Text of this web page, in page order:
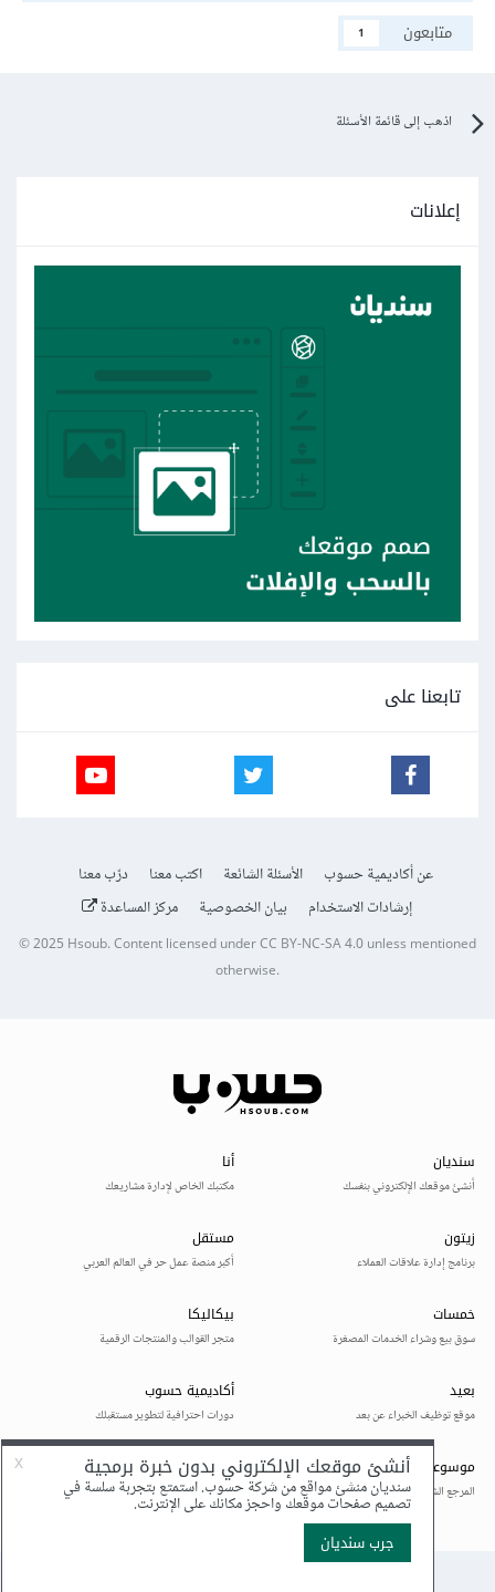
متابعون
1
اذهب إلى قائمة الأسئلة
إعلانات
تابعنا على
عن أكاديمية حسوب الأسئلة الشائعة اكتب معنا
درّب معنا
إرشادات الاستخدام
بيان الخصوصية مركز المساعدة
© 2025Hsoub.Content licensed underCC BY-NC-SA 4.0unless mentioned
otherwise.